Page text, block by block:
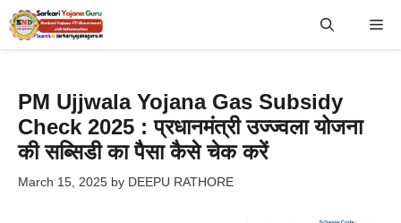
Skip
to
PM Ujjwala Yojana Gas Subsidy
Check 2025 : प्रधानमंत्री उज्ज्वला योजना
की सब्सिडी का पैसा कैसे चेक करें
March 15, 2025 by DEEPU RATHORE